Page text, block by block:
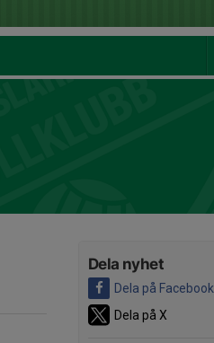
Dela nyhet
Dela på Facebook
Dela på X